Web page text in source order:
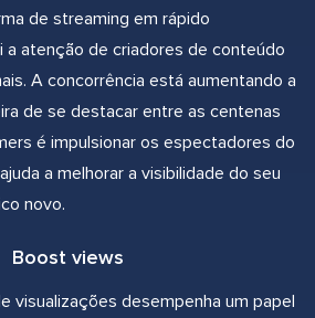
de streaming em rápido
a atenção de criadores de conteúdo
A concorrência está aumentando a
de se destacar entre as centenas
é impulsionar os espectadores do
a melhorar a visibilidade do seu
novo.
Boost views
visualizações desempenha um papel